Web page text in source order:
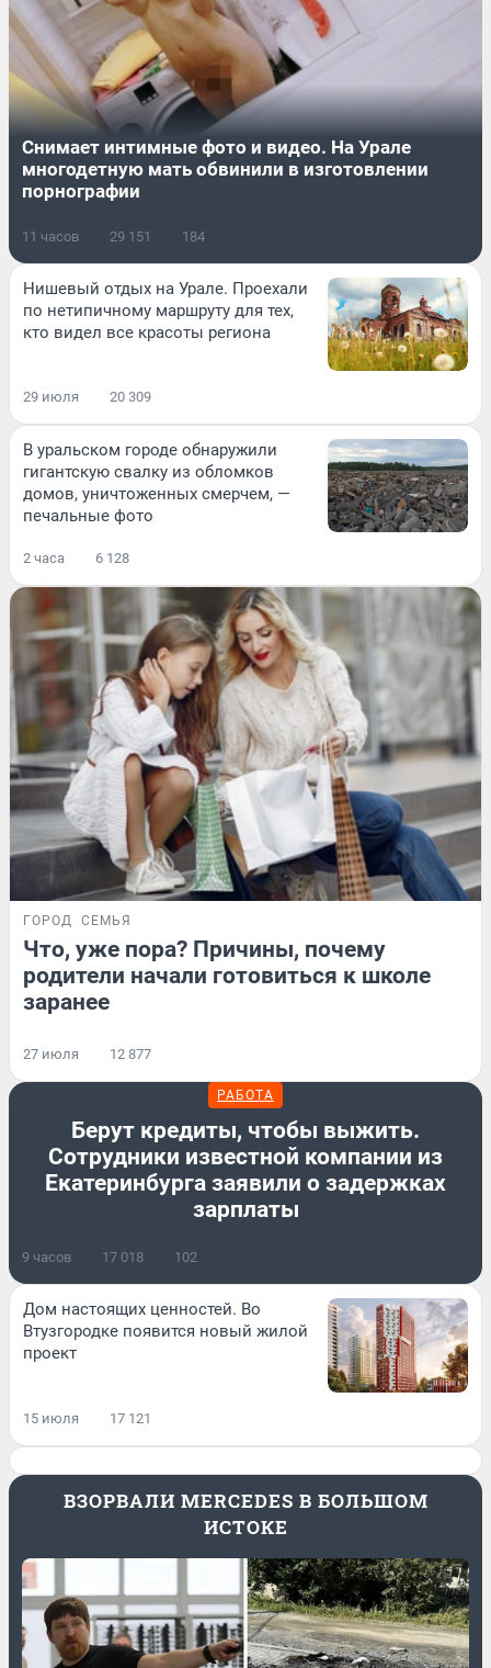
Снимает интимные фото и видео. На Урале
многодетную мать обвинили в изготовлении
порнографии
11 часов 29 151 184
Нишевый отдых на Урале. Проехали
по нетипичному маршруту для тех,
кто видел все красоты региона
29 июля 20 309
В уральском городе обнаружили
гигантскую свалку из обломков
домов, уничтоженных смерчем, —
печальные фото
2 часа 6 128
ГОРОД СЕМЬЯ
Что, уже пора? Причины, почему
родители начали готовиться к школе
заранее
27 июля 12 877
РАБОТА
Берут кредиты, чтобы выжить.
Сотрудники известной компании из
Екатеринбурга заявили о задержках
зарплаты
9 часов 17 018 102
Дом настоящих ценностей. Во
Втузгородке появится новый жилой
проект
15 июля 17 121
ВЗОРВАЛИ MERCEDES В БОЛЬШОМ
ИСТОКЕ